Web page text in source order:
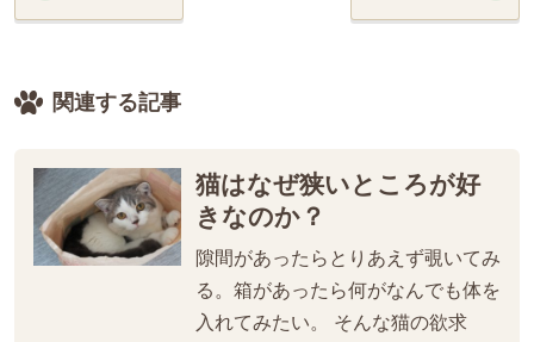
関連する記事
猫はなぜ狭いところが好
きなのか？
隙間があったらとりあえず覗いてみ
る。箱があったら何がなんでも体を
入れてみたい。 そんな猫の欲求